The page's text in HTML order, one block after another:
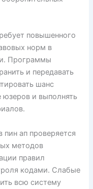
повышенного
норм в
Программы
и передавать
шанс
и выполнять
ап проверяется
методов
правил
кодами. Слабые
всю систему